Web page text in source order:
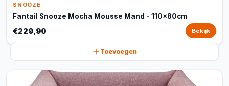
SNOOZE
Fantail Snooze Mocha Mousse Mand - 110x80cm
€229,90 Bekijk
Toevoegen